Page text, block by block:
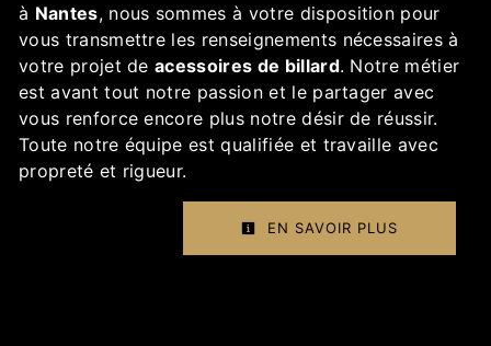
à Nantes, nous sommes à votre disposition pour
vous transmettre les renseignements nécessaires à
votre projet deacessoires de billard. Notre métier
est avant tout notre passion et le partager avec
vous renforce encore plus notre désir de réussir.
Toute notre équipe est qualifiée et travaille avec
propreté et rigueur.
EN SAVOIR PLUS